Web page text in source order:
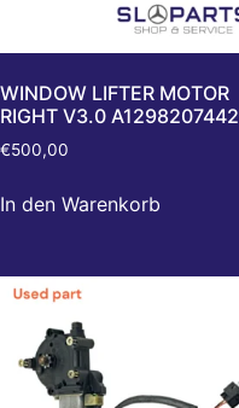
WINDOW LIFTER MOTOR
RIGHT V3.0 A1298207442
€500,00
In den Warenkorb